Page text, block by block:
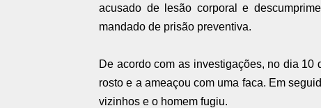
acusado de lesão corporal e
mandado de prisão preventiva.
De acordo com as investigações, no dia
rosto e a ameaçou com uma faca. Em
vizinhos e o homem fugiu.